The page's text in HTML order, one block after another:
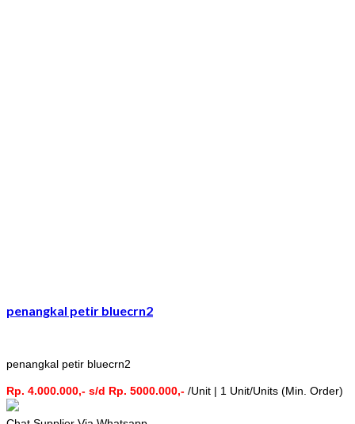
penangkal petir bluecrn2
penangkal petir bluecrn2
Rp. 4.000.000,- s/d Rp. 5000.000,- /Unit | 1 Unit/Units (Min. Order)